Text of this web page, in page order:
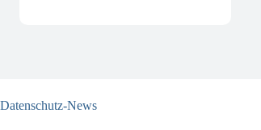
Datenschutz-News